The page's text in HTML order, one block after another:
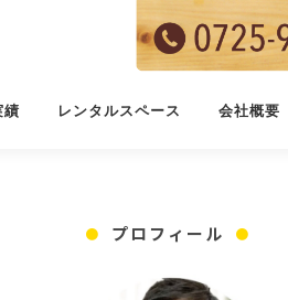
績 レンタルスペース 会社概要
プロフィール